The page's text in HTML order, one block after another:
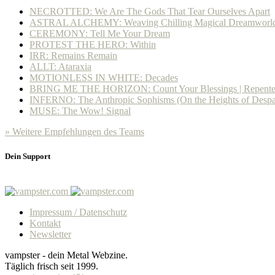
NECROTTED: We Are The Gods That Tear Ourselves Apart
ASTRAL ALCHEMY: Weaving Chilling Magical
CEREMONY: Tell Me Your Dream
PROTEST THE HERO: Within
IRR: Remains Remain
ALLT: Ataraxia
MOTIONLESS IN WHITE: Decades
BRING ME THE HORIZON: Count Your Blessings |
INFERNO: The Anthropic Sophisms (On the Heights of
MUSE: The Wow! Signal
» Weitere Empfehlungen des Teams
Dein Support
Impressum / Datenschutz
Kontakt
Newsletter
vampster - dein Metal Webzine.
Täglich frisch seit 1999.